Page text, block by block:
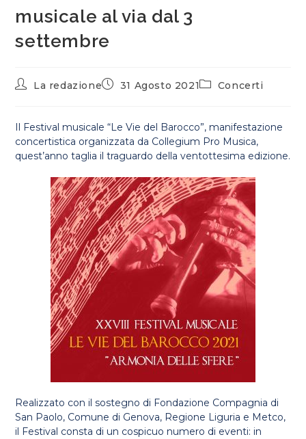
musicale al via dal 3
settembre
La redazione 31 Agosto 2021 Concerti
Il Festival musicale “Le Vie del Barocco”, manifestazione
concertistica organizzata da Collegium Pro Musica,
quest’anno taglia il traguardo della ventottesima edizione.
Realizzato con il sostegno di Fondazione Compagnia di
San Paolo, Comune di Genova, Regione Liguria e Metco,
il Festival consta di un cospicuo numero di eventi: in